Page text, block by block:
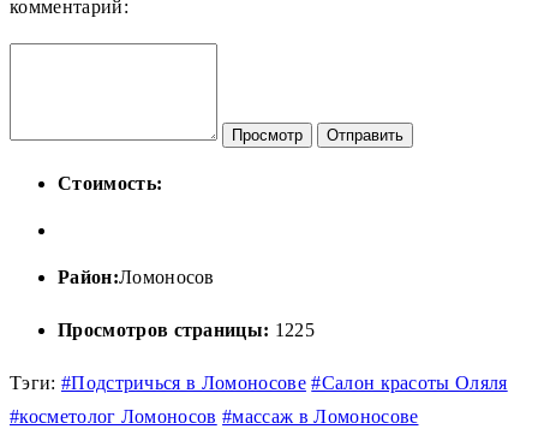
комментарий:
Просмотр Отправить
Стоимость:
Район:Ломоносов
Просмотров страницы: 1225
Тэги: #Подстричься в Ломоносове #Салон красоты Оляля
#косметолог Ломоносов #массаж в Ломоносове